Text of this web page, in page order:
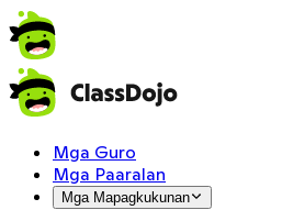
Mga Guro
Mga Paaralan
Mga Mapagkukunan